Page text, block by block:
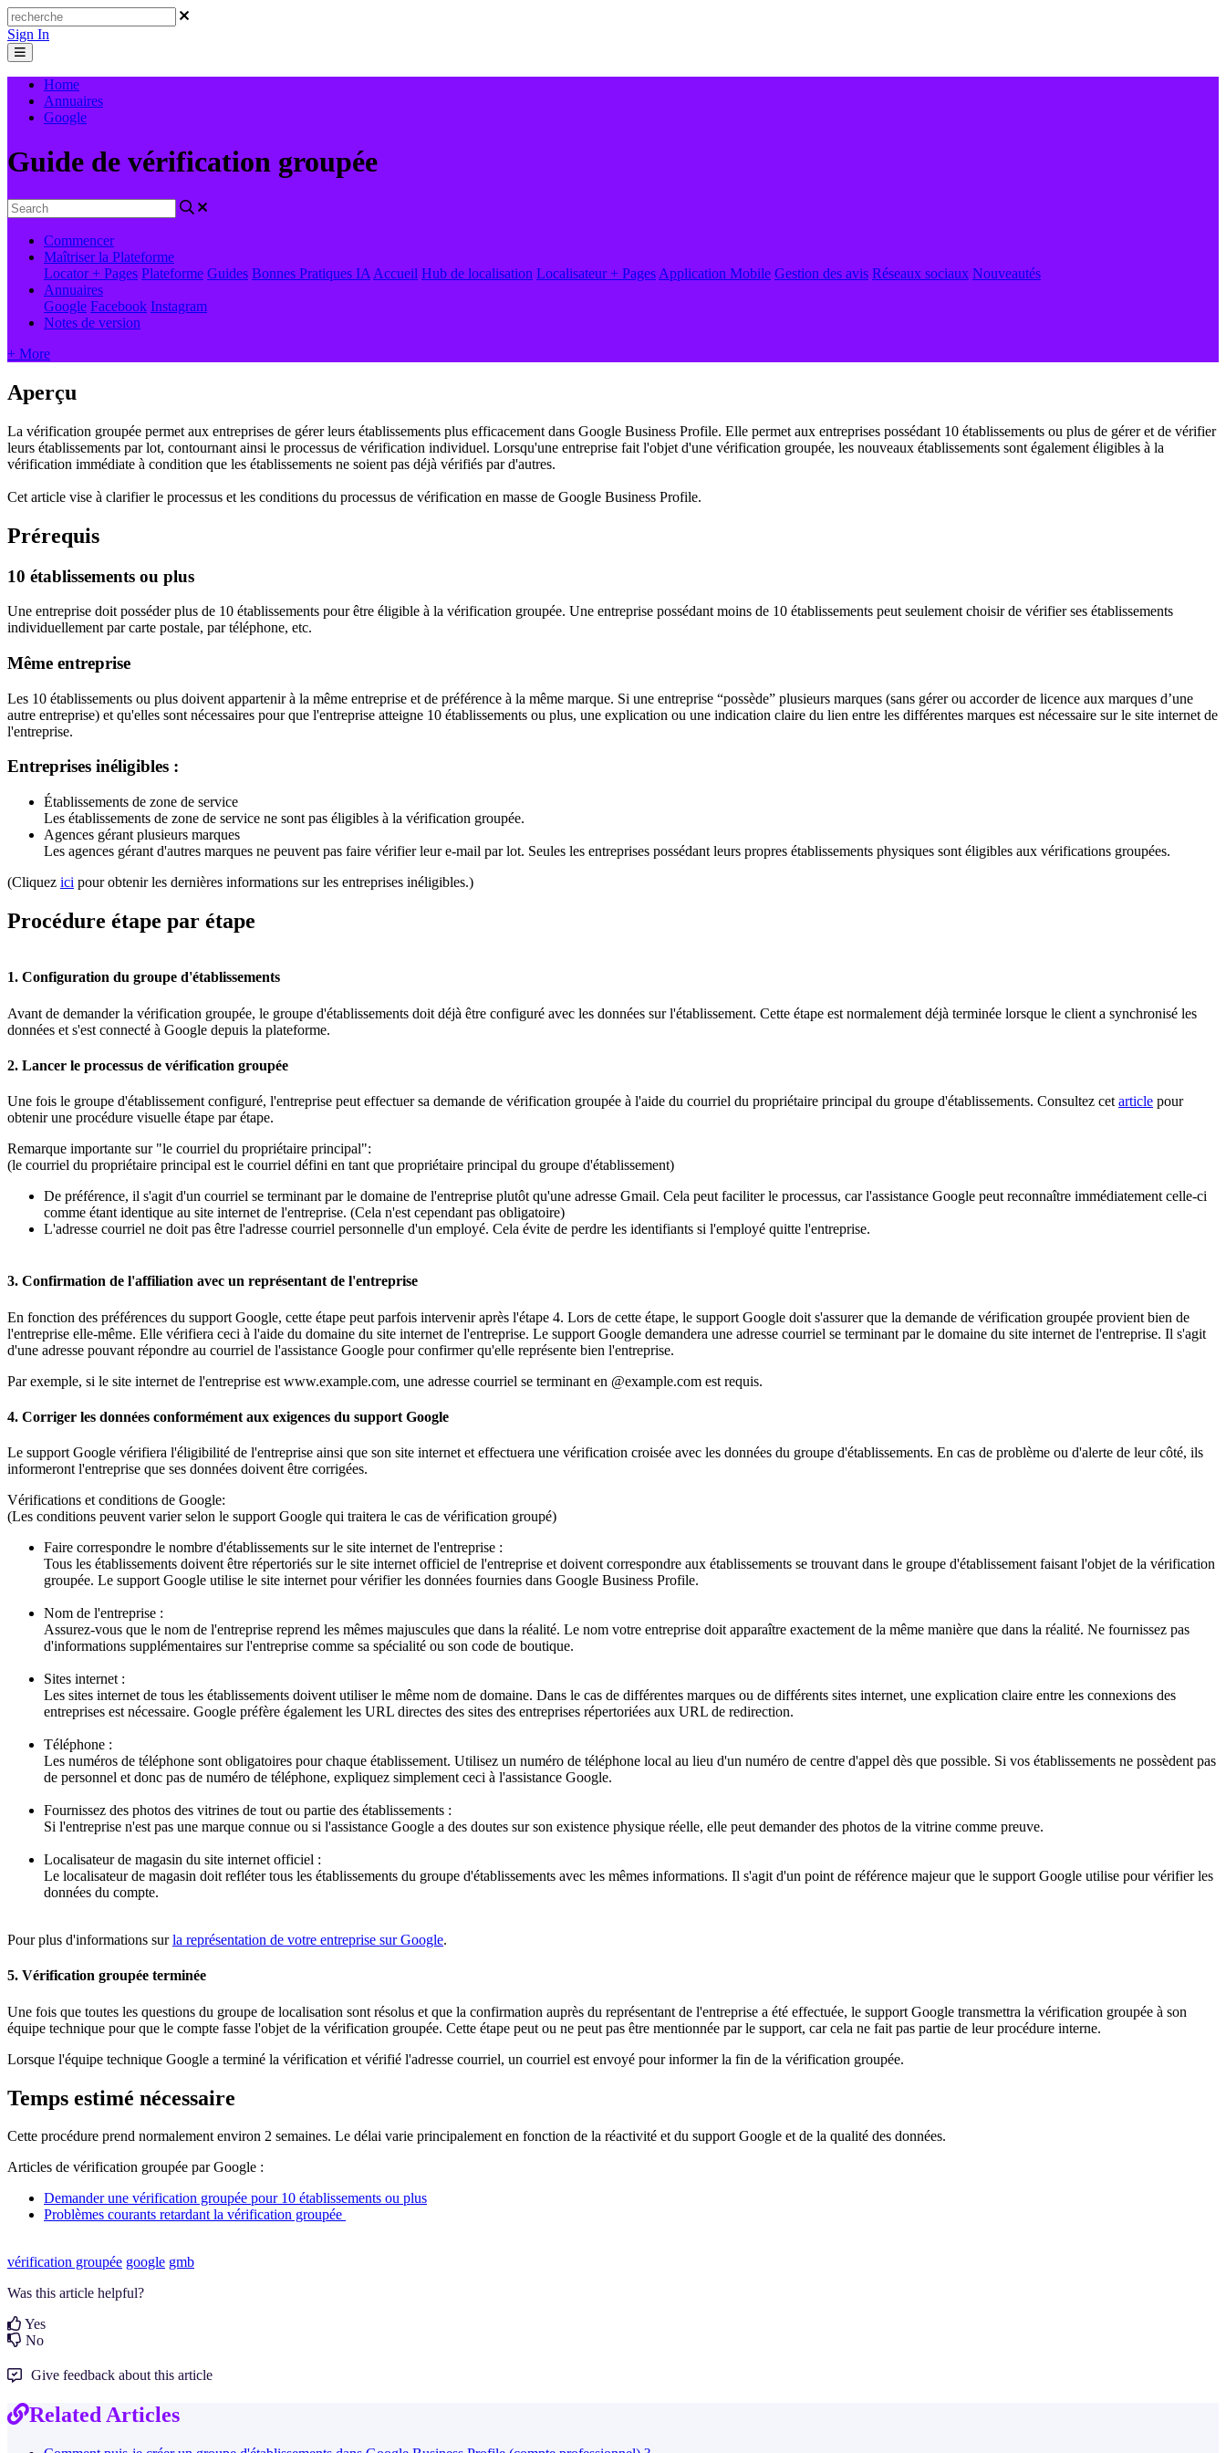
Sign In
Home
Annuaires
Google
Guide de vérification groupée
Commencer
Maîtriser la Plateforme
Locator + Pages Plateforme Guides Bonnes Pratiques IA Accueil Hub de localisation Localisateur + Pages Application Mobile Gestion des avis Réseaux sociaux Nouveautés
Annuaires
Google Facebook Instagram
Notes de version
+ More
Aperçu
La vérification groupée permet aux entreprises de gérer leurs établissements plus efficacement dans Google Business Profile. Elle permet aux entreprises possédant 10 établissements ou plus de gérer et de vérifier
leurs établissements par lot, contournant ainsi le processus de vérification individuel. Lorsqu'une entreprise fait l'objet d'une vérification groupée, les nouveaux établissements sont également éligibles à la
vérification immédiate à condition que les établissements ne soient pas déjà vérifiés par d'autres.
Cet article vise à clarifier le processus et les conditions du processus de vérification en masse de Google Business Profile.
Prérequis
10 établissements ou plus
Une entreprise doit posséder plus de 10 établissements pour être éligible à la vérification groupée. Une entreprise possédant moins de 10 établissements peut seulement choisir de vérifier ses établissements
individuellement par carte postale, par téléphone, etc.
Même entreprise
Les 10 établissements ou plus doivent appartenir à la même entreprise et de préférence à la même marque. Si une entreprise “possède” plusieurs marques (sans gérer ou accorder de licence aux marques d’une
autre entreprise) et qu'elles sont nécessaires pour que l'entreprise atteigne 10 établissements ou plus, une explication ou une indication claire du lien entre les différentes marques est nécessaire sur le site internet de
l'entreprise.
Entreprises inéligibles :
Établissements de zone de service
Les établissements de zone de service ne sont pas éligibles à la vérification groupée.
Agences gérant plusieurs marques
Les agences gérant d'autres marques ne peuvent pas faire vérifier leur e-mail par lot. Seules les entreprises possédant leurs propres établissements physiques sont éligibles aux vérifications groupées.
(Cliquez ici pour obtenir les dernières informations sur les entreprises inéligibles.)
Procédure étape par étape
1. Configuration du groupe d'établissements
Avant de demander la vérification groupée, le groupe d'établissements doit déjà être configuré avec les données sur l'établissement. Cette étape est normalement déjà terminée lorsque le client a synchronisé les
données et s'est connecté à Google depuis la plateforme.
2. Lancer le processus de vérification groupée
Une fois le groupe d'établissement configuré, l'entreprise peut effectuer sa demande de vérification groupée à l'aide du courriel du propriétaire principal du groupe d'établissements. Consultez cet article pour
obtenir une procédure visuelle étape par étape.
Remarque importante sur "le courriel du propriétaire principal":
(le courriel du propriétaire principal est le courriel défini en tant que propriétaire principal du groupe d'établissement)
De préférence, il s'agit d'un courriel se terminant par le domaine de l'entreprise plutôt qu'une adresse Gmail. Cela peut faciliter le processus, car l'assistance Google peut reconnaître immédiatement celle-ci
comme étant identique au site internet de l'entreprise. (Cela n'est cependant pas obligatoire)
L'adresse courriel ne doit pas être l'adresse courriel personnelle d'un employé. Cela évite de perdre les identifiants si l'employé quitte l'entreprise.
3. Confirmation de l'affiliation avec un représentant de l'entreprise
En fonction des préférences du support Google, cette étape peut parfois intervenir après l'étape 4. Lors de cette étape, le support Google doit s'assurer que la demande de vérification groupée provient bien de
l'entreprise elle-même. Elle vérifiera ceci à l'aide du domaine du site internet de l'entreprise. Le support Google demandera une adresse courriel se terminant par le domaine du site internet de l'entreprise. Il s'agit
d'une adresse pouvant répondre au courriel de l'assistance Google pour confirmer qu'elle représente bien l'entreprise.
Par exemple, si le site internet de l'entreprise est www.example.com, une adresse courriel se terminant en @example.com est requis.
4. Corriger les données conformément aux exigences du support Google
Le support Google vérifiera l'éligibilité de l'entreprise ainsi que son site internet et effectuera une vérification croisée avec les données du groupe d'établissements. En cas de problème ou d'alerte de leur côté, ils
informeront l'entreprise que ses données doivent être corrigées.
Vérifications et conditions de Google:
(Les conditions peuvent varier selon le support Google qui traitera le cas de vérification groupé)
Faire correspondre le nombre d'établissements sur le site internet de l'entreprise :
Tous les établissements doivent être répertoriés sur le site internet officiel de l'entreprise et doivent correspondre aux établissements se trouvant dans le groupe d'établissement faisant l'objet de la vérification
groupée. Le support Google utilise le site internet pour vérifier les données fournies dans Google Business Profile.
Nom de l'entreprise :
Assurez-vous que le nom de l'entreprise reprend les mêmes majuscules que dans la réalité. Le nom votre entreprise doit apparaître exactement de la même manière que dans la réalité. Ne fournissez pas
d'informations supplémentaires sur l'entreprise comme sa spécialité ou son code de boutique.
Sites internet :
Les sites internet de tous les établissements doivent utiliser le même nom de domaine. Dans le cas de différentes marques ou de différents sites internet, une explication claire entre les connexions des
entreprises est nécessaire. Google préfère également les URL directes des sites des entreprises répertoriées aux URL de redirection.
Téléphone :
Les numéros de téléphone sont obligatoires pour chaque établissement. Utilisez un numéro de téléphone local au lieu d'un numéro de centre d'appel dès que possible. Si vos établissements ne possèdent pas
de personnel et donc pas de numéro de téléphone, expliquez simplement ceci à l'assistance Google.
Fournissez des photos des vitrines de tout ou partie des établissements :
Si l'entreprise n'est pas une marque connue ou si l'assistance Google a des doutes sur son existence physique réelle, elle peut demander des photos de la vitrine comme preuve.
Localisateur de magasin du site internet officiel :
Le localisateur de magasin doit refléter tous les établissements du groupe d'établissements avec les mêmes informations. Il s'agit d'un point de référence majeur que le support Google utilise pour vérifier les
données du compte.
Pour plus d'informations surla représentation de votre entreprise sur Google.
5. Vérification groupée terminée
Une fois que toutes les questions du groupe de localisation sont résolus et que la confirmation auprès du représentant de l'entreprise a été effectuée, le support Google transmettra la vérification groupée à son
équipe technique pour que le compte fasse l'objet de la vérification groupée. Cette étape peut ou ne peut pas être mentionnée par le support, car cela ne fait pas partie de leur procédure interne.
Lorsque l'équipe technique Google a terminé la vérification et vérifié l'adresse courriel, un courriel est envoyé pour informer la fin de la vérification groupée.
Temps estimé nécessaire
Cette procédure prend normalement environ 2 semaines. Le délai varie principalement en fonction de la réactivité et du support Google et de la qualité des données.
Articles de vérification groupée par Google :
Demander une vérification groupée pour 10 établissements ou plus
Problèmes courants retardant la vérification groupée
vérification groupée google gmb
Was this article helpful?
Yes
No
Give feedback about this article
Related Articles